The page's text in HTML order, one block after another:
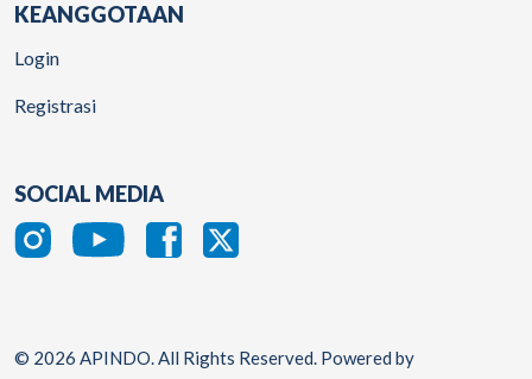
KEANGGOTAAN
Login
Registrasi
SOCIAL MEDIA
© 2026 APINDO. All Rights Reserved. Powered by